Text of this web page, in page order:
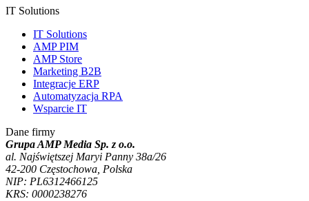
IT Solutions
IT Solutions
AMP PIM
AMP Store
Marketing B2B
Integracje ERP
Automatyzacja RPA
Wsparcie IT
Dane firmy
Grupa AMP Media Sp. z o.o.
al. Najświętszej Maryi Panny 38a/26
42-200 Częstochowa, Polska
NIP: PL6312466125
KRS: 0000238276